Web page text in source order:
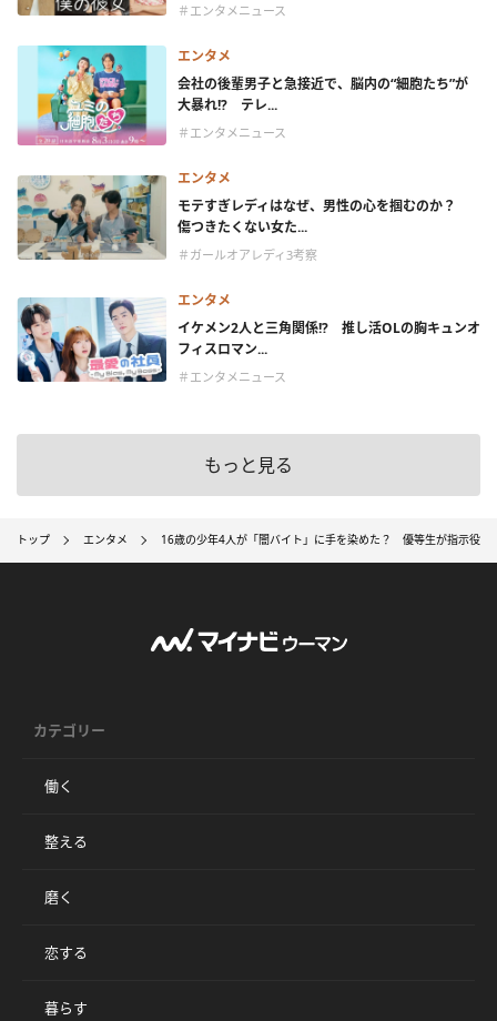
＃エンタメニュース
エンタメ
会社の後輩男子と急接近で、脳内の“細胞たち”が
大暴れ!? テレ...
＃エンタメニュース
エンタメ
モテすぎレディはなぜ、男性の心を掴むのか？
傷つきたくない女た...
＃ガールオアレディ3考察
エンタメ
イケメン2人と三角関係!? 推し活OLの胸キュンオ
フィスロマン...
＃エンタメニュース
もっと見る
トップ エンタメ 16歳の少年4人が「闇バイト」に手を染めた？ 優等生が指示役と
カテゴリー
働く
整える
磨く
恋する
暮らす